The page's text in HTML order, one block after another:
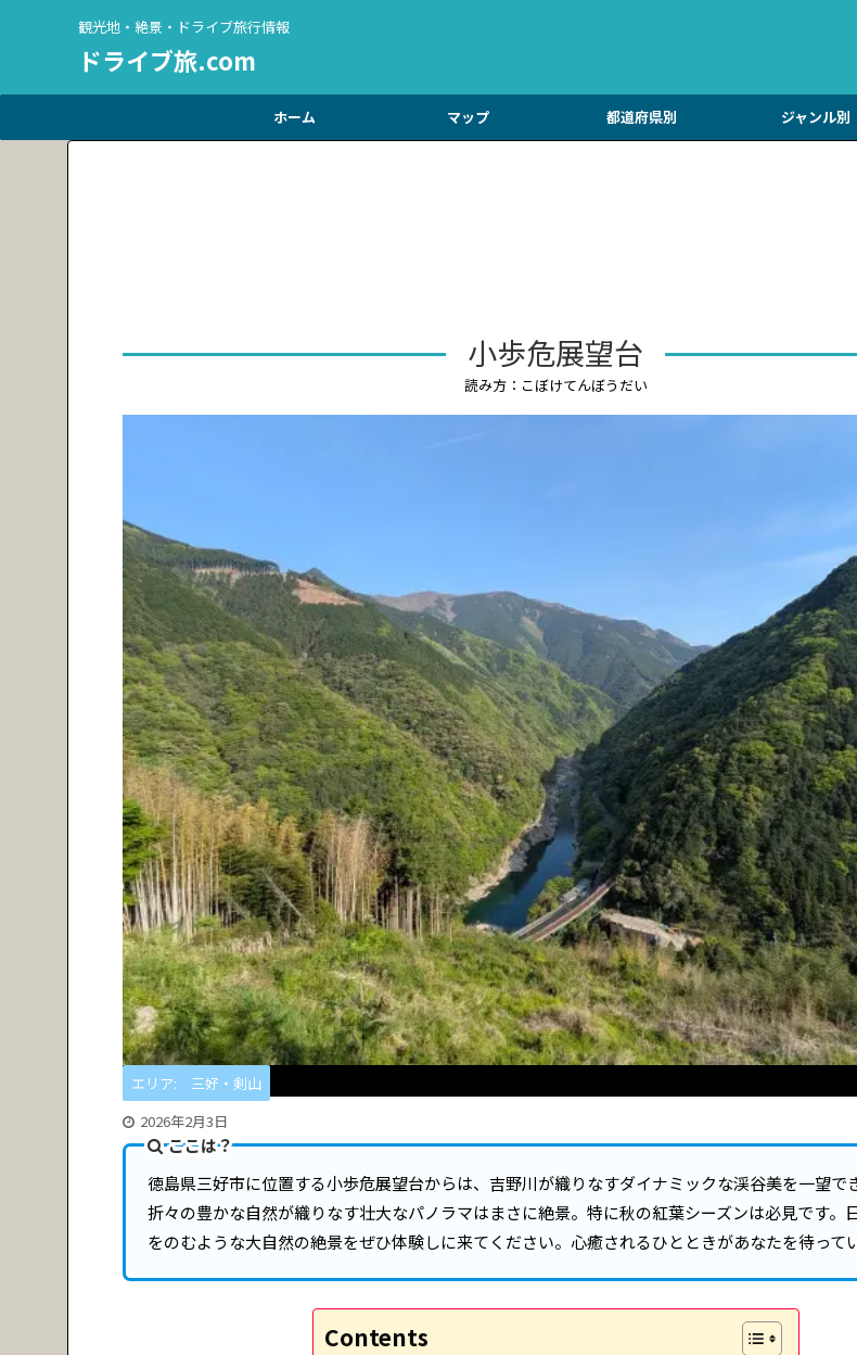
観光地・絶景・ドライブ旅行情報
ドライブ旅.com
ホーム マップ 都道府県別 ジャンル別
小歩危展望台
読み方：こぼけてんぼうだい
エリア: 三好・剣山
2026年2月3日
ここは？
徳島県三好市に位置する小歩危展望台からは、吉野川が織りなすダイナミックな渓谷美を一望で
折々の豊かな自然が織りなす壮大なパノラマはまさに絶景。特に秋の紅葉シーズンは必見です。
をのむような大自然の絶景をぜひ体験しに来てください。心癒されるひとときがあなたを待って
Contents